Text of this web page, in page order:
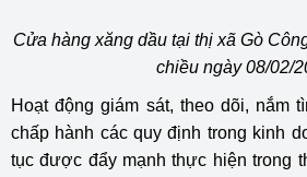
Cửa hàng xăng dầu tại thị xã Gò
chiều ngày 08/02/
Hoạt động giám sát, theo dõi, nắm
chấp hành các quy định trong kinh
tục được đẩy mạnh thực hiện trong